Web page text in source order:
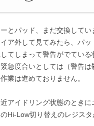
とパッド、まだ交換してい
ア外して見てみたら、パ
てしまって警告がでている
急度合いとしては（警告
業は進めておりません。
アイドリング状態のとき
Hi-Low切り替えのレジス